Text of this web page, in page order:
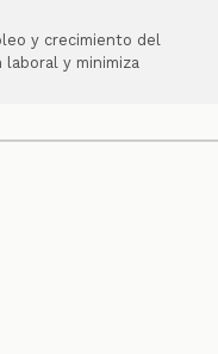
y crecimiento del
laboral y minimiza